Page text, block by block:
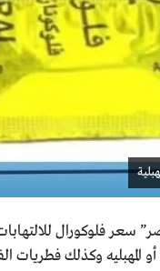
فلوكورال
أو المهبليه وكذلك فطريات